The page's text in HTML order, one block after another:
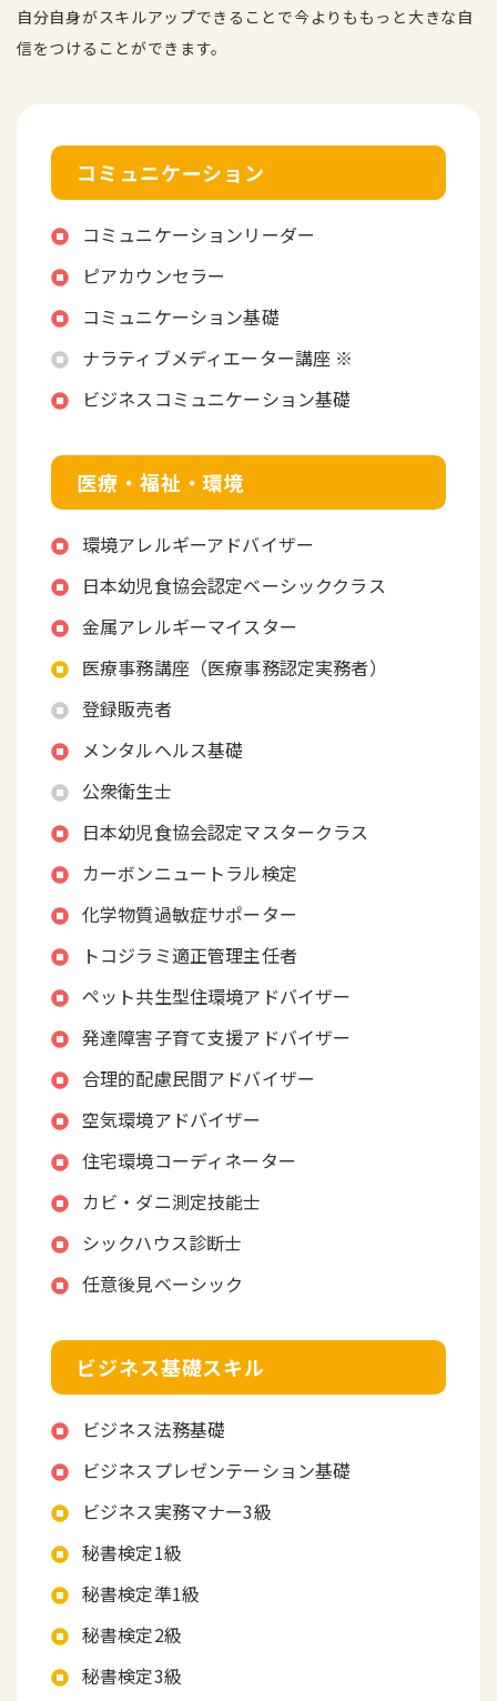
自分自身がスキルアップできることで今よりももっと大きな自
信をつけることができます。
コミュニケーション
コミュニケーションリーダー
ピアカウンセラー
コミュニケーション基礎
ナラティブメディエーター講座 ※
ビジネスコミュニケーション基礎
医療・福祉・環境
環境アレルギーアドバイザー
日本幼児食協会認定ベーシッククラス
金属アレルギーマイスター
医療事務講座（医療事務認定実務者）
登録販売者
メンタルヘルス基礎
公衆衛生士
日本幼児食協会認定マスタークラス
カーボンニュートラル検定
化学物質過敏症サポーター
トコジラミ適正管理主任者
ペット共生型住環境アドバイザー
発達障害子育て支援アドバイザー
合理的配慮民間アドバイザー
空気環境アドバイザー
住宅環境コーディネーター
カビ・ダニ測定技能士
シックハウス診断士
任意後見ベーシック
ビジネス基礎スキル
ビジネス法務基礎
ビジネスプレゼンテーション基礎
ビジネス実務マナー3級
秘書検定1級
秘書検定準1級
秘書検定2級
秘書検定3級